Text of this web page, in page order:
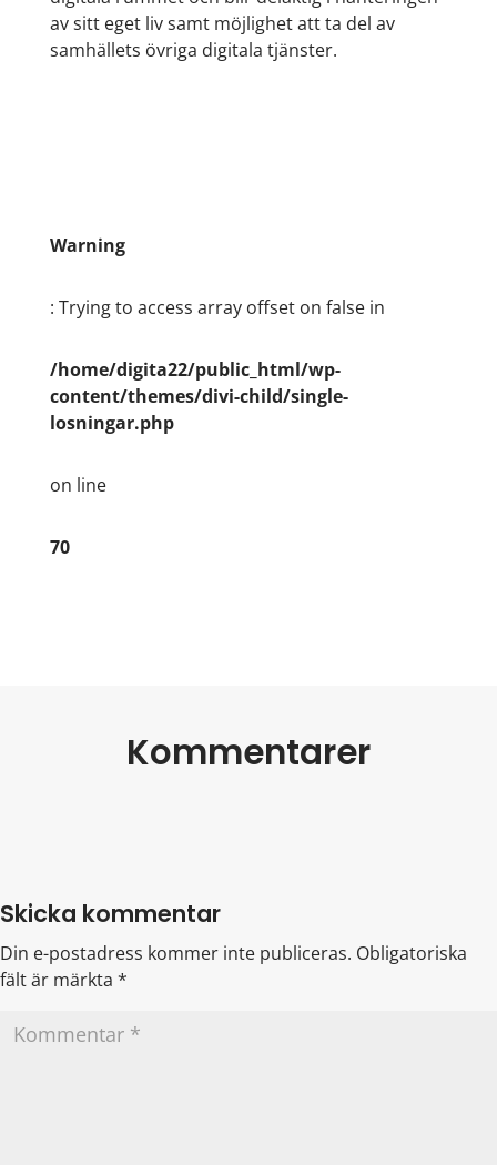
av sitt eget liv samt möjlighet att ta del av
samhällets övriga digitala tjänster.
Warning
: Trying to access array offset on false in
/home/digita22/public_html/wp-
content/themes/divi-child/single-
losningar.php
on line
70
Kommentarer
Skicka kommentar
Din e-postadress kommer inte publiceras. Obligatoriska
fält är märkta *